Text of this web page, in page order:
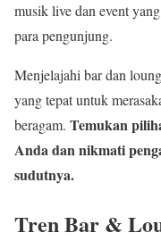
musik live dan event
para pengunjung.
Menjelajahi bar dan
yang tepat untuk
beragam. Temukan
Anda dan nikmati
sudutnya.
Tren Bar &